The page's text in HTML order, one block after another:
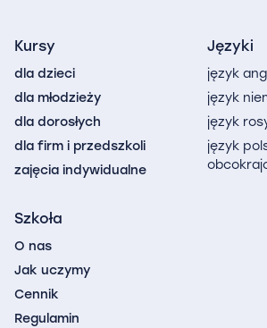
Kursy
dla dzieci
dla młodzieży
dla dorosłych
dla firm i przedszkoli
zajęcia indywidualne
Języki
język
język
język
język
Szkoła
O nas
Jak uczymy
Cennik
Regulamin